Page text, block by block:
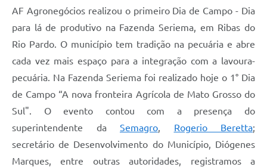
AF Agronegócios realizou o primeiro Dia de Campo - Dia
para lá de produtivo na Fazenda Seriema, em Ribas do
Rio Pardo. O município tem tradição na pecuária e abre
cada vez mais espaço para a integração com a lavoura-
pecuária. Na Fazenda Seriema foi realizado hoje o 1° Dia
de Campo “A nova fronteira Agrícola de Mato Grosso do
Sul". O evento contou com a presença do
superintendente da Semagro Rogerio Beretta;
secretário de Desenvolvimento do Município, Diógenes
Marques, entre outras autoridades, registramos a